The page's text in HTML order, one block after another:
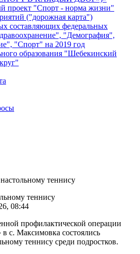
проект "Спорт - норма жизни"
("дорожная карта")
составляющих федеральных
"Демография",
"Спорт" на 2019 год
образования "Шебекинский
теннису
теннису
08:44
профилактической операции
с. Максимовка состоялись
теннису среди подростков.